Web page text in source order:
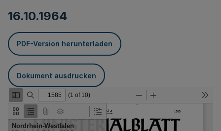
16.10.1964
PDF-Version herunterladen
Dokument ausdrucken